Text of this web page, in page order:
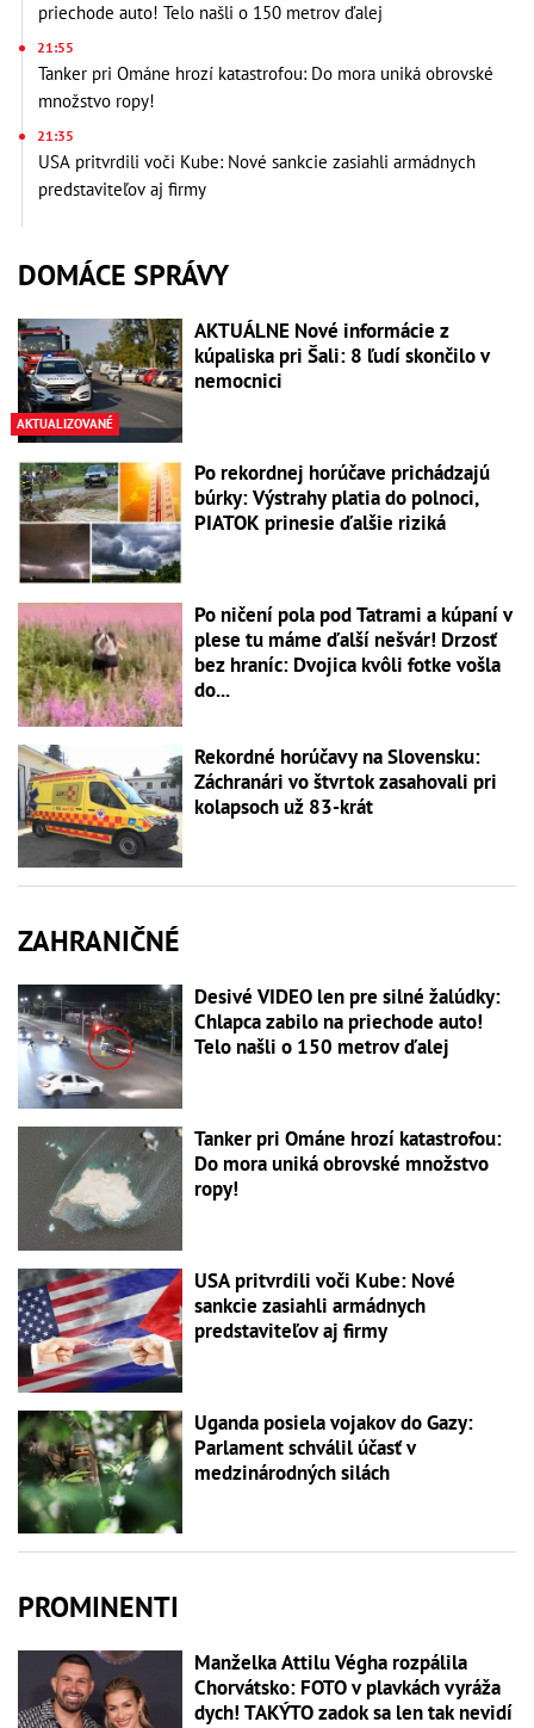
priechode auto! Telo našli o 150 metrov ďalej
21:55
Tanker pri Ománe hrozí katastrofou: Do mora uniká obrovské
množstvo ropy!
21:35
USA pritvrdili voči Kube: Nové sankcie zasiahli armádnych
predstaviteľov aj firmy
DOMÁCE SPRÁVY
AKTUALIZOVANÉ
AKTUÁLNE Nové informácie z
kúpaliska pri Šali: 8 ľudí skončilo v
nemocnici
Po rekordnej horúčave prichádzajú
búrky: Výstrahy platia do polnoci,
PIATOK prinesie ďalšie riziká
Po ničení pola pod Tatrami a kúpaní v
plese tu máme ďalší nešvár! Drzosť
bez hraníc: Dvojica kvôli fotke vošla
do...
Rekordné horúčavy na Slovensku:
Záchranári vo štvrtok zasahovali pri
kolapsoch už 83-krát
ZAHRANIČNÉ
Desivé VIDEO len pre silné žalúdky:
Chlapca zabilo na priechode auto!
Telo našli o 150 metrov ďalej
Tanker pri Ománe hrozí katastrofou:
Do mora uniká obrovské množstvo
ropy!
USA pritvrdili voči Kube: Nové
sankcie zasiahli armádnych
predstaviteľov aj firmy
Uganda posiela vojakov do Gazy:
Parlament schválil účasť v
medzinárodných silách
PROMINENTI
Manželka Attilu Végha rozpálila
Chorvátsko: FOTO v plavkách vyráža
dych! TAKÝTO zadok sa len tak nevidí